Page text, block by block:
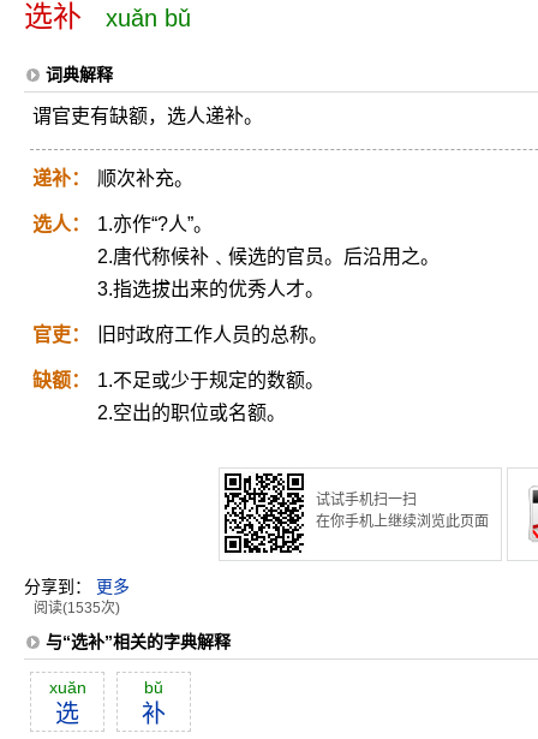
选补 xuǎn bǔ
词典解释
谓官吏有缺额，选人递补。
递补： 顺次补充。
选人：
1.亦作“?人”。
2.唐代称候补﹑候选的官员。后沿用之。
3.指选拔出来的优秀人才。
官吏： 旧时政府工作人员的总称。
缺额：
1.不足或少于规定的数额。
2.空出的职位或名额。
试试手机扫一扫
在你手机上继续浏览此页面
分享到： 更多
阅读(1535次)
与“选补”相关的字典解释
xuăn
选
bŭ
补